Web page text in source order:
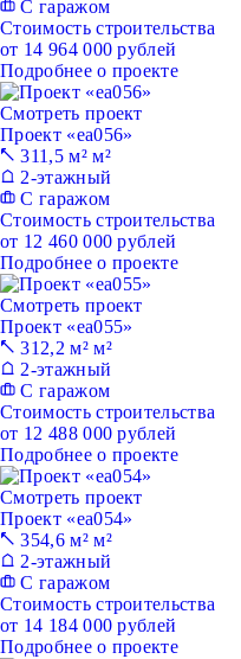
С гаражом
Стоимость строительства
от 14 964 000 рублей
Подробнее о проекте
Смотреть проект
Проект «ea056»
311,5 м² м²
2-этажный
С гаражом
Стоимость строительства
от 12 460 000 рублей
Подробнее о проекте
Смотреть проект
Проект «ea055»
312,2 м² м²
2-этажный
С гаражом
Стоимость строительства
от 12 488 000 рублей
Подробнее о проекте
Смотреть проект
Проект «ea054»
354,6 м² м²
2-этажный
С гаражом
Стоимость строительства
от 14 184 000 рублей
Подробнее о проекте